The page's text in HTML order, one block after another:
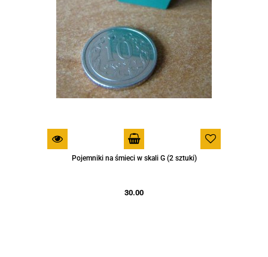
Pojemniki na śmieci w skali G (2 sztuki)
30.00